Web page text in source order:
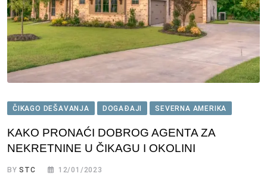
ČIKAGO DEŠAVANJA DOGAĐAJI SEVERNA AMERIKA
KAKO PRONAĆI DOBROG AGENTA ZA
NEKRETNINE U ČIKAGU I OKOLINI
BYSTC 12/01/2023